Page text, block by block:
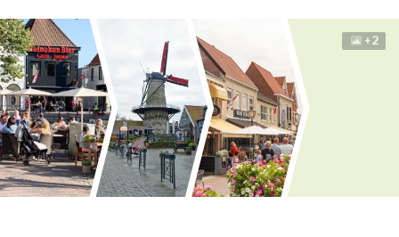
+2